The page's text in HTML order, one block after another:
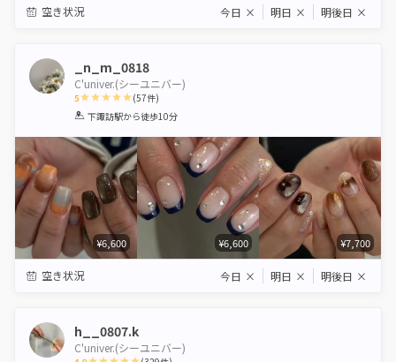
空き状況 今日 × 明日 × 明後日 ×
_n_m_0818
C'univer.(シーユニバー)
5
1 2 3 4 5
(57件)
下諏訪駅から徒歩10分
¥6,600 ¥6,600 ¥7,700
空き状況 今日 × 明日 × 明後日 ×
h__0807.k
C'univer.(シーユニバー)